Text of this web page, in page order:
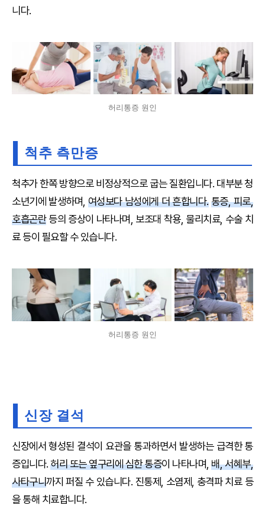
니다.
허리통증 원인
척추 측만증
척추가 한쪽 방향으로 비정상적으로 굽는 질환입니다. 대부분 청
소년기에 발생하며, 여성보다 남성에게 더 흔합니다.통증, 피로,
호흡곤란등의 증상이 나타나며, 보조대 착용, 물리치료, 수술 치
료 등이 필요할 수 있습니다.
허리통증 원인
신장 결석
신장에서 형성된 결석이 요관을 통과하면서 발생하는 급격한 통
증입니다.허리 또는 옆구리에 심한 통증이 나타나며,배, 서혜부,
사타구니까지 퍼질 수 있습니다. 진통제, 소염제, 충격파 치료 등
을 통해 치료합니다.